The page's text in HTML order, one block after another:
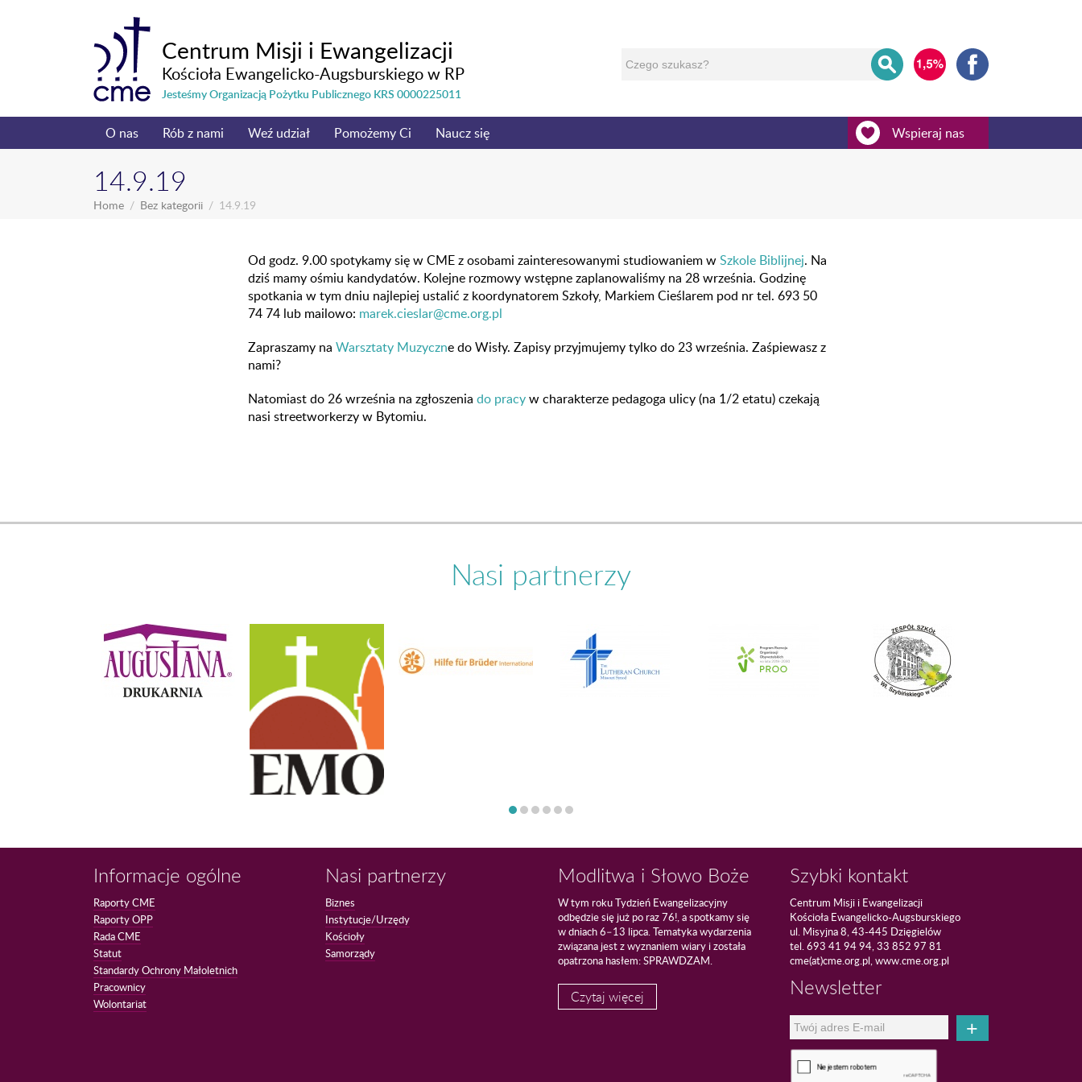
Centrum Misji i Ewangelizacji
Kościoła Ewangelicko-Augsburskiego w RP
Jesteśmy Organizacją Pożytku Publicznego KRS 0000225011
O nas Rób z nami Weź udział Pomożemy Ci Naucz się Wspieraj nas
14.9.19
Home Bez kategorii 14.9.19
Od godz. 9.00 spotykamy się w CME z osobami zainteresowanymi studiowaniem wSzkole Biblijnej. Na
dziś mamy ośmiu kandydatów. Kolejne rozmowy wstępne zaplanowaliśmy na 28 września. Godzinę
spotkania w tym dniu najlepiej ustalić z koordynatorem Szkoły, Markiem Cieślarem pod nr tel. 693 50
74 74 lub mailowo: marek.cieslar@cme.org.pl
Zapraszamy naWarsztaty Muzyczne do Wisły. Zapisy przyjmujemy tylko do 23 września. Zaśpiewasz z
nami?
Natomiast do 26 września na zgłoszeniado pracyw charakterze pedagoga ulicy (na 1/2 etatu) czekają
nasi streetworkerzy w Bytomiu.
Nasi partnerzy
Informacje ogólne
Raporty CME
Raporty OPP
Rada CME
Statut
Standardy Ochrony Małoletnich
Pracownicy
Wolontariat
Nasi partnerzy
Biznes
Instytucje/Urzędy
Kościoły
Samorządy
Modlitwa i Słowo Boże
W tym roku Tydzień Ewangelizacyjny
odbędzie się już po raz 76!, a spotkamy się
w dniach 6–13 lipca. Tematyka wydarzenia
związana jest z wyznaniem wiary i została
opatrzona hasłem: SPRAWDZAM.
Czytaj więcej
Szybki kontakt
Centrum Misji i Ewangelizacji
Kościoła Ewangelicko-Augsburskiego
ul. Misyjna 8, 43-445 Dzięgielów
tel. 693 41 94 94, 33 852 97 81
cme(at)cme.org.pl, www.cme.org.pl
Newsletter
+